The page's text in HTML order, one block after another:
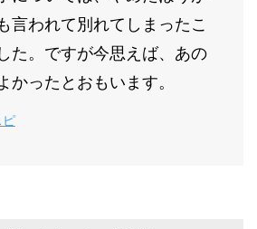
言われて別れてしまったこ
た。ですが今思えば、あの
かったとおもいます。
ピ